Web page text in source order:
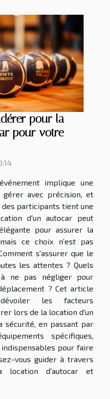
pour la
pour votre
implique une
avec précision, et
participants tient une
d'un autocar peut
pour assurer la
ce choix n'est pas
s'assurer que le
les attentes ? Quels
ne pas négliger pour
? Cet article
les facteurs
lors de la location d'un
sécurité, en passant par
spécifiques,
pour faire
vous guider à travers
location d'autocar et